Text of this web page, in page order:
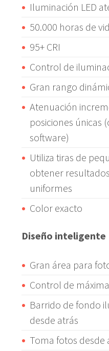
Iluminación LED
50.000 horas de
95+ CRI
Control de
Gran rango
Atenuación
posiciones únicas
software)
Utiliza tiras de
obtener
uniformes
Color exacto
Diseño inteligente
Gran área para
Control de
Barrido de fondo
desde atrás
Toma fotos desde